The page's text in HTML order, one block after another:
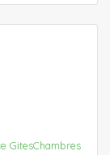
GitesChambres